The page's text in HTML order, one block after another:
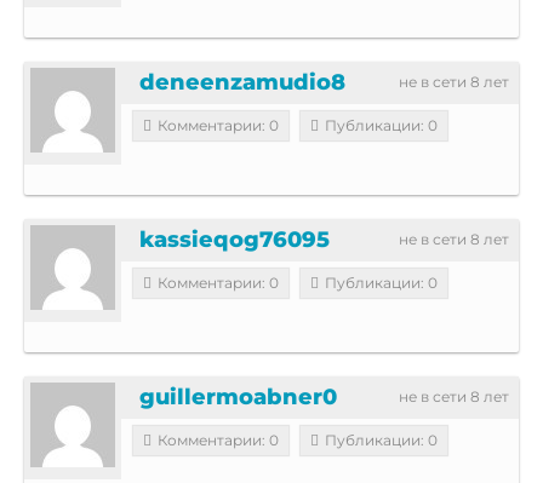
не в сети 8 лет
deneenzamudio8
Комментарии: 0 Публикации: 0
не в сети 8 лет
kassieqog76095
Комментарии: 0 Публикации: 0
не в сети 8 лет
guillermoabner0
Комментарии: 0 Публикации: 0